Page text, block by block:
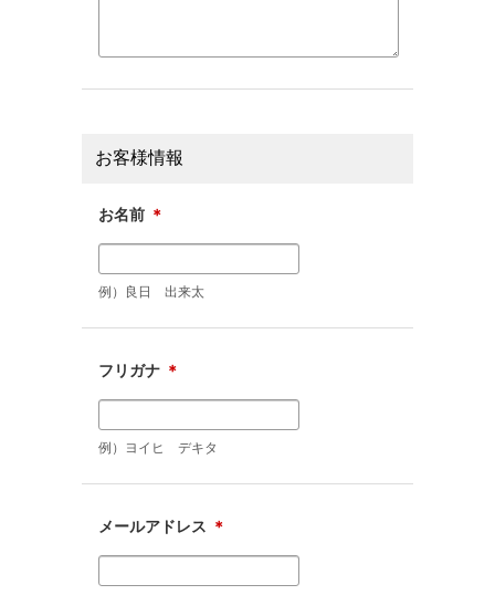
お客様情報
お名前 ＊
例）良日 出来太
フリガナ ＊
例）ヨイヒ デキタ
メールアドレス ＊